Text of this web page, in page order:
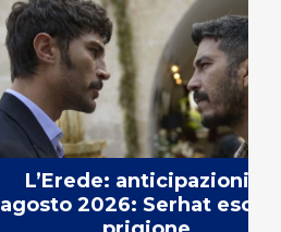
L’Erede: anticipazioni 7
agosto 2026: Serhat esce di